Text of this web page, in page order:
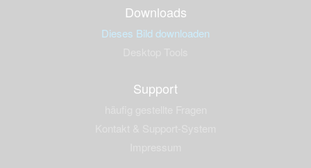
Downloads
Dieses Bild downloaden
Support